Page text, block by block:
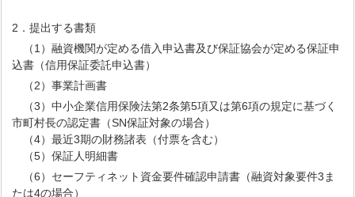
2．提出する書類
（1）融資機関が定める借入申込書及び保証協会が定める保証申
込書（信用保証委託申込書）
（2）事業計画書
（3）中小企業信用保険法第2条第5項又は第6項の規定に基づく
市町村長の認定書（SN保証対象の場合）
（4）最近3期の財務諸表（付票を含む）
（5）保証人明細書
（6）セーフティネット資金要件確認申請書（融資対象要件3ま
たは4の場合）